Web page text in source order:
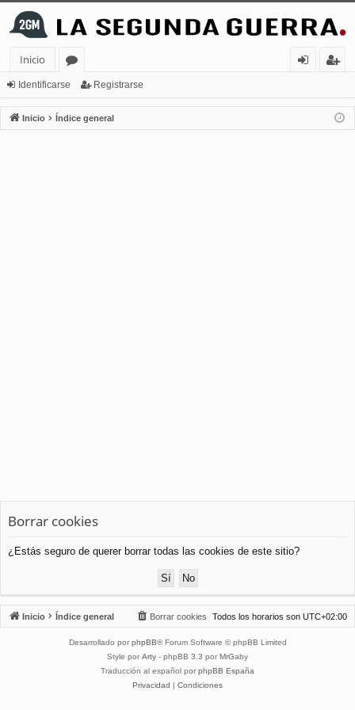
Inicio
or
os
nt
ifi
ist
ra
Identificarse Registrarse
Inicio Índice general
Borrar cookies
¿Estás seguro de querer borrar todas las cookies de este sitio?
Inicio Índice general Todos los horarios son UTC+02:00
Borrar cookies
Desarrollado por phpBB® Forum Software © phpBB Limited
Style por Arty - phpBB 3.3 por MrGaby
Traducción al español por phpBB España
Privacidad | Condiciones